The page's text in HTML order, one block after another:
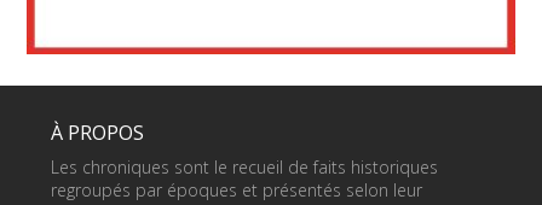
À PROPOS
Les chroniques sont le recueil de faits historiques
regroupés par époques et présentés selon leur